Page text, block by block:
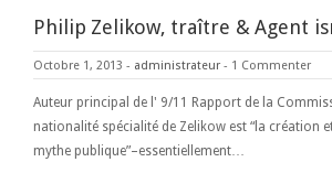
Philip Zelikow, traître & Agent
Octobre 1, 2013 - administrateur - 1 Commenter
Auteur principal de l' 9/11 Rapport de la
nationalité spécialité de Zelikow est “la création
mythe publique”–essentiellement…